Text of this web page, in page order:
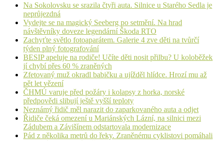
Na Sokolovsku se srazila čtyři auta. Silnice u Starého Sedla je
neprůjezdná
Vydejte se na magický Seeberg po setmění. Na hrad
návštěvníky doveze legendární Škoda RTO
Zachyťte světlo fotoaparátem. Galerie 4 zve děti na tvůrčí
týden plný fotografování
BESIP apeluje na rodiče! Učíte děti nosit přilbu? U koloběžek
jí chybí přes 60 % zraněných
Zfetovaný muž okradl babičku a ujížděl hlídce. Hrozí mu až
pět let vězení
ČHMÚ varuje před požáry i kolapsy z horka, norské
předpovědi slibují ještě vyšší teploty
Neznámý řidič měl narazit do zaparkovaného auta a odjet
Řidiče čeká omezení u Mariánských Lázní, na silnici mezi
Zádubem a Závišínem odstartovala modernizace
Pád z několika metrů do řeky. Zraněnému cyklistovi pomáhali